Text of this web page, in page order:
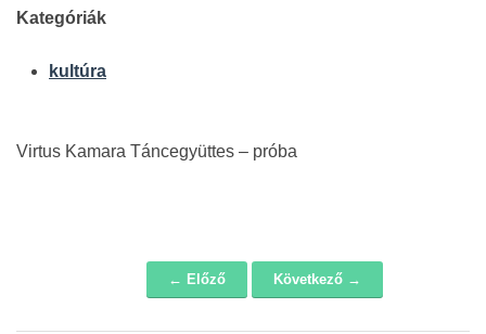
Kategóriák
kultúra
Virtus Kamara Táncegyüttes – próba
← Előző Következő →